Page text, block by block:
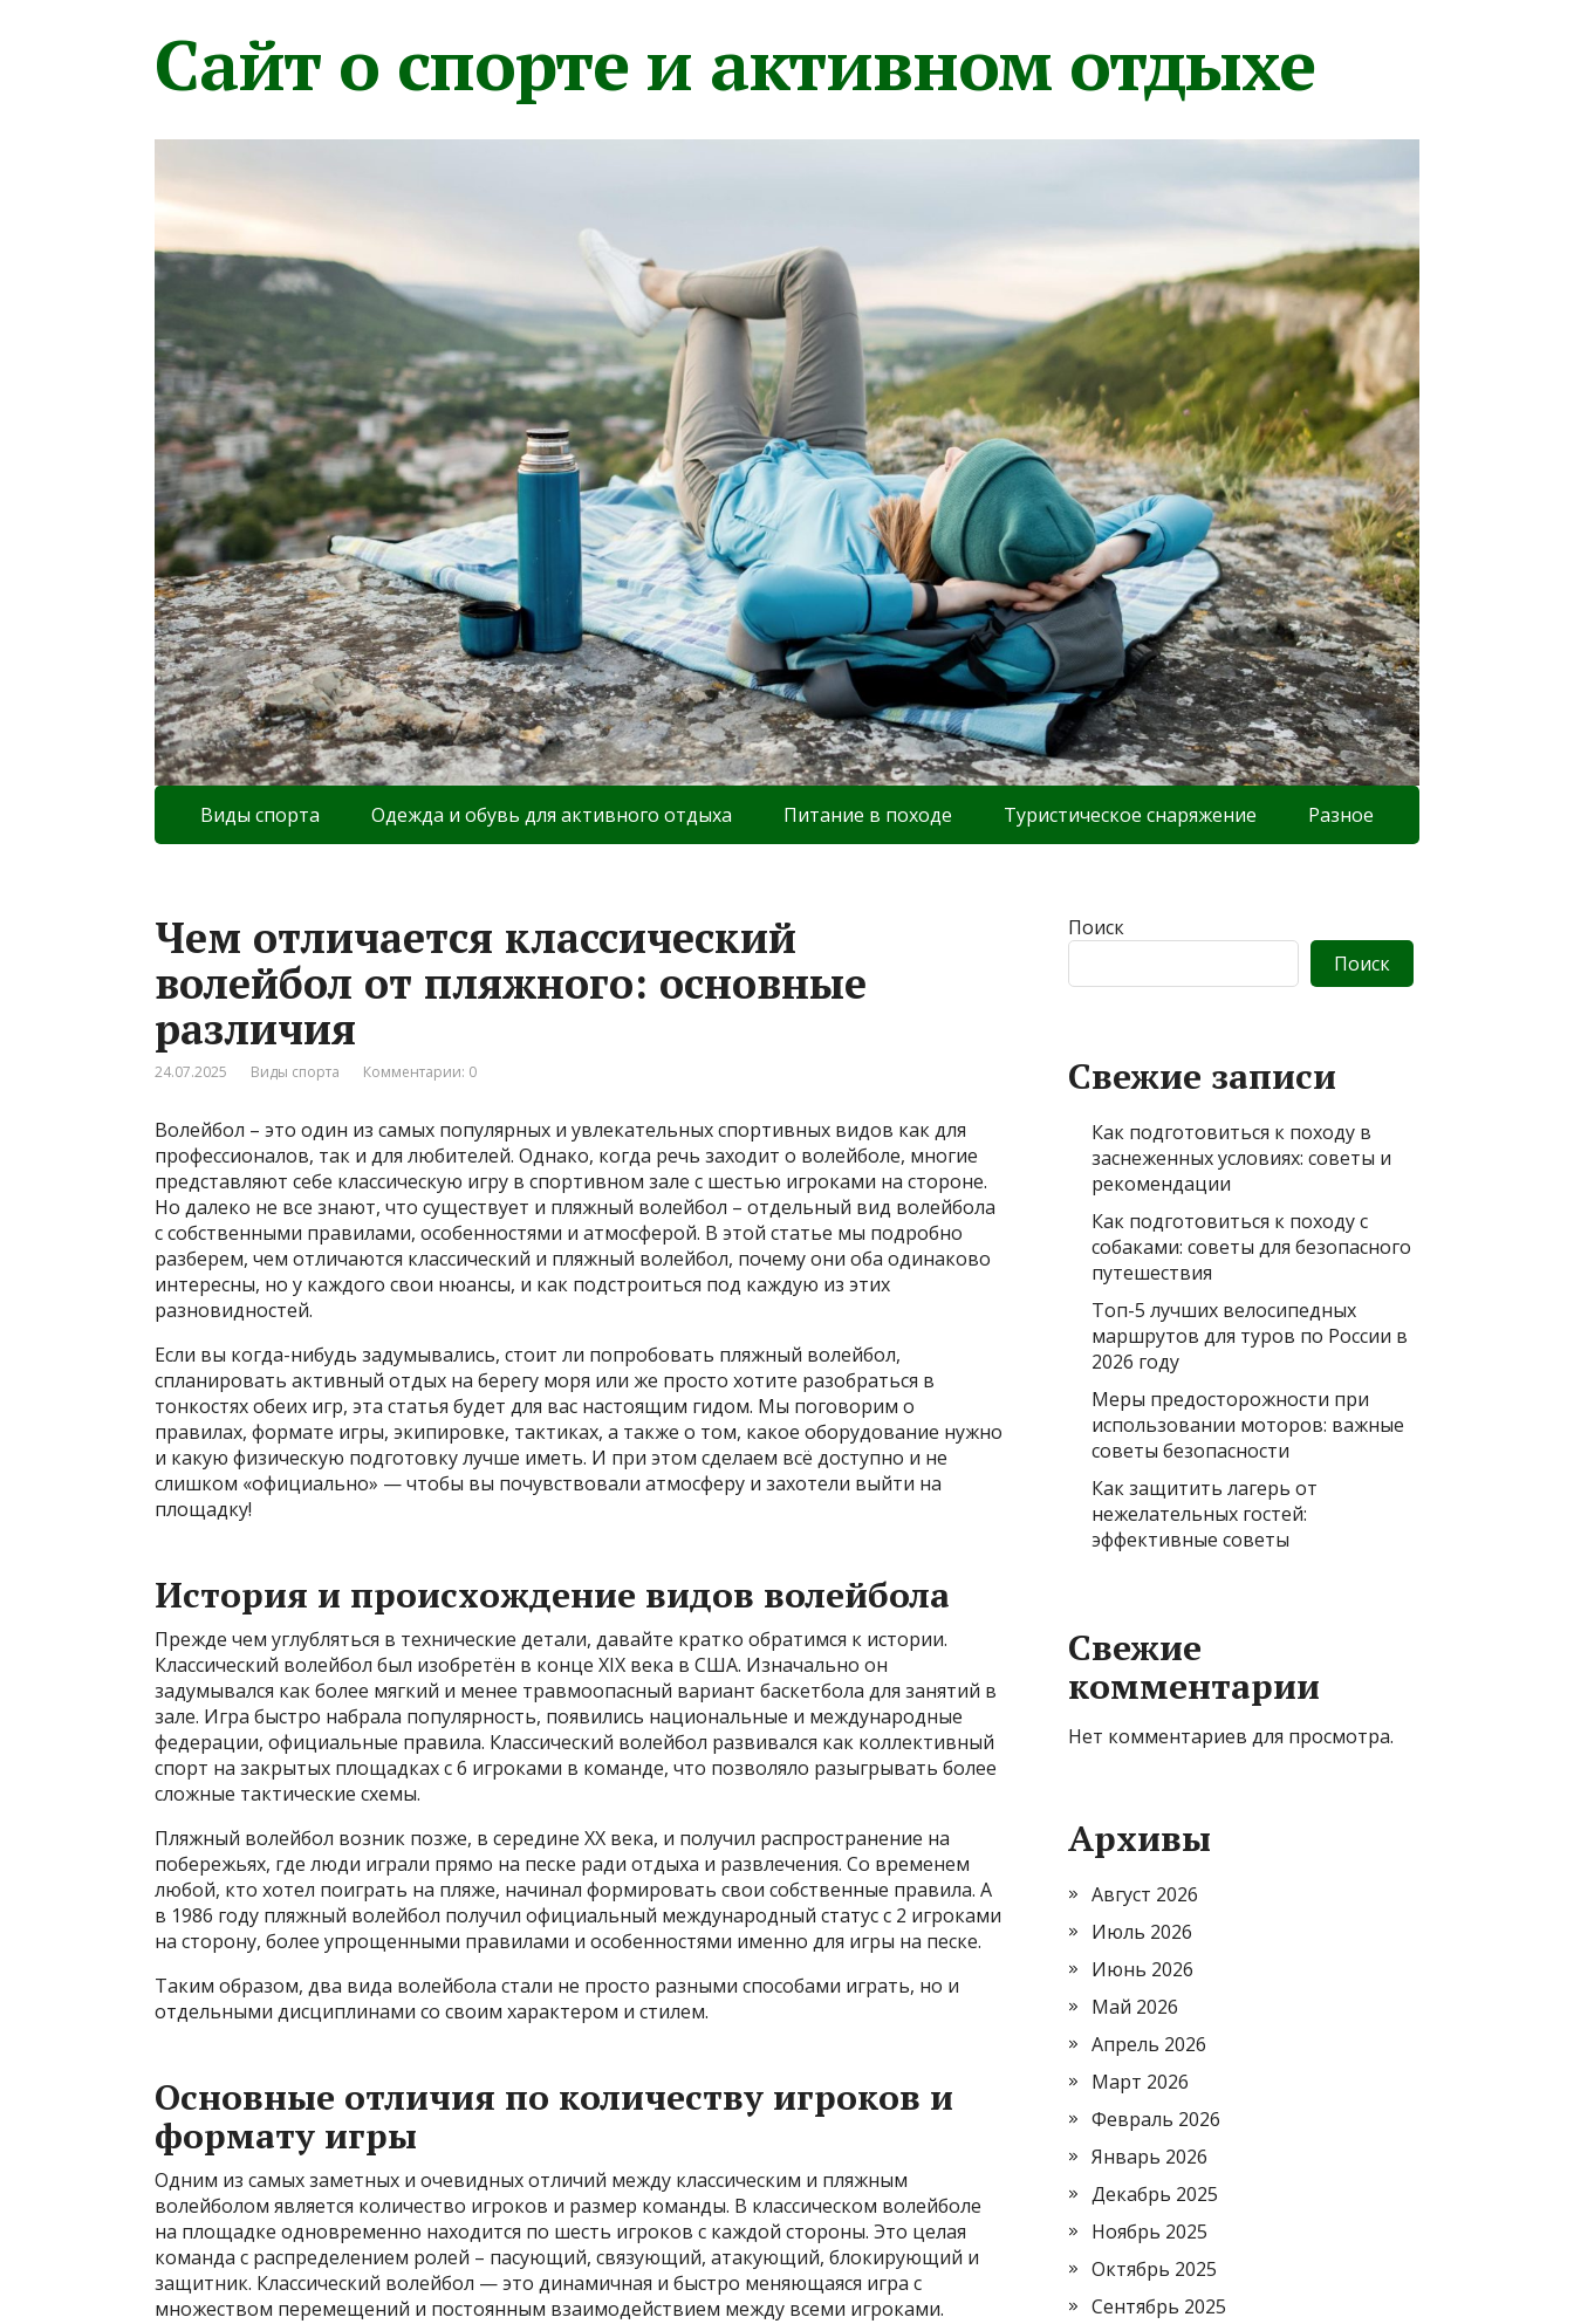
Сайт о спорте и активном отдыхе
Виды спорта Одежда и обувь для активного отдыха Питание в походе Туристическое снаряжение Разное
Чем отличается классический
волейбол от пляжного: основные
различия
24.07.2025 Виды спорта Комментарии: 0
Волейбол – это один из самых популярных и увлекательных спортивных видов как для
профессионалов, так и для любителей. Однако, когда речь заходит о волейболе, многие
представляют себе классическую игру в спортивном зале с шестью игроками на стороне.
Но далеко не все знают, что существует и пляжный волейбол – отдельный вид волейбола
с собственными правилами, особенностями и атмосферой. В этой статье мы подробно
разберем, чем отличаются классический и пляжный волейбол, почему они оба одинаково
интересны, но у каждого свои нюансы, и как подстроиться под каждую из этих
разновидностей.
Если вы когда-нибудь задумывались, стоит ли попробовать пляжный волейбол,
спланировать активный отдых на берегу моря или же просто хотите разобраться в
тонкостях обеих игр, эта статья будет для вас настоящим гидом. Мы поговорим о
правилах, формате игры, экипировке, тактиках, а также о том, какое оборудование нужно
и какую физическую подготовку лучше иметь. И при этом сделаем всё доступно и не
слишком «официально» — чтобы вы почувствовали атмосферу и захотели выйти на
площадку!
История и происхождение видов волейбола
Прежде чем углубляться в технические детали, давайте кратко обратимся к истории.
Классический волейбол был изобретён в конце XIX века в США. Изначально он
задумывался как более мягкий и менее травмоопасный вариант баскетбола для занятий в
зале. Игра быстро набрала популярность, появились национальные и международные
федерации, официальные правила. Классический волейбол развивался как коллективный
спорт на закрытых площадках с 6 игроками в команде, что позволяло разыгрывать более
сложные тактические схемы.
Пляжный волейбол возник позже, в середине XX века, и получил распространение на
побережьях, где люди играли прямо на песке ради отдыха и развлечения. Со временем
любой, кто хотел поиграть на пляже, начинал формировать свои собственные правила. А
в 1986 году пляжный волейбол получил официальный международный статус с 2 игроками
на сторону, более упрощенными правилами и особенностями именно для игры на песке.
Таким образом, два вида волейбола стали не просто разными способами играть, но и
отдельными дисциплинами со своим характером и стилем.
Основные отличия по количеству игроков и
формату игры
Одним из самых заметных и очевидных отличий между классическим и пляжным
волейболом является количество игроков и размер команды. В классическом волейболе
на площадке одновременно находится по шесть игроков с каждой стороны. Это целая
команда с распределением ролей – пасующий, связующий, атакующий, блокирующий и
защитник. Классический волейбол — это динамичная и быстро меняющаяся игра с
множеством перемещений и постоянным взаимодействием между всеми игроками.
Поиск
Поиск
Свежие записи
Как подготовиться к походу в
заснеженных условиях: советы и
рекомендации
Как подготовиться к походу с
собаками: советы для безопасного
путешествия
Топ-5 лучших велосипедных
маршрутов для туров по России в
2026 году
Меры предосторожности при
использовании моторов: важные
советы безопасности
Как защитить лагерь от
нежелательных гостей:
эффективные советы
Свежие
комментарии
Нет комментариев для просмотра.
Архивы
Август 2026
Июль 2026
Июнь 2026
Май 2026
Апрель 2026
Март 2026
Февраль 2026
Январь 2026
Декабрь 2025
Ноябрь 2025
Октябрь 2025
Сентябрь 2025